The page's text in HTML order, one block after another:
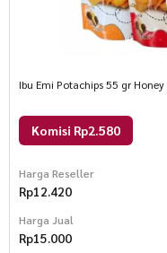
Ibu Emi Potachips 55 gr
Komisi Rp2.580
Harga Reseller
Rp12.420
Harga Jual
Rp15.000